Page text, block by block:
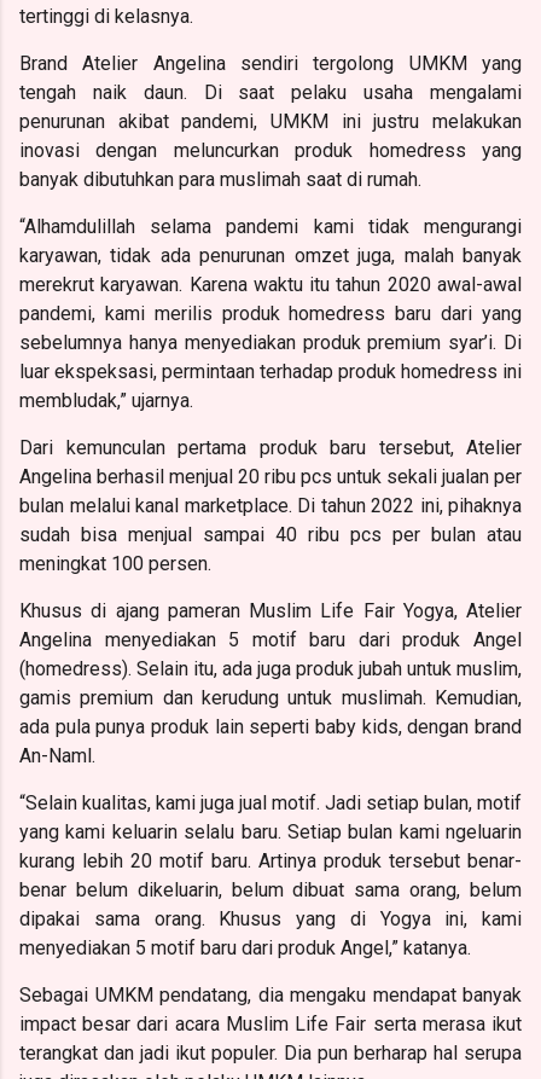
tertinggi di kelasnya.
Brand Atelier Angelina sendiri tergolong UMKM yang
tengah naik daun. Di saat pelaku usaha mengalami
penurunan akibat pandemi, UMKM ini justru melakukan
inovasi dengan meluncurkan produk homedress yang
banyak dibutuhkan para muslimah saat di rumah.
“Alhamdulillah selama pandemi kami tidak mengurangi
karyawan, tidak ada penurunan omzet juga, malah banyak
merekrut karyawan. Karena waktu itu tahun 2020 awal-awal
pandemi, kami merilis produk homedress baru dari yang
sebelumnya hanya menyediakan produk premium syar’i. Di
luar ekspeksasi, permintaan terhadap produk homedress ini
membludak,” ujarnya.
Dari kemunculan pertama produk baru tersebut, Atelier
Angelina berhasil menjual 20 ribu pcs untuk sekali jualan per
bulan melalui kanal marketplace. Di tahun 2022 ini, pihaknya
sudah bisa menjual sampai 40 ribu pcs per bulan atau
meningkat 100 persen.
Khusus di ajang pameran Muslim Life Fair Yogya, Atelier
Angelina menyediakan 5 motif baru dari produk Angel
(homedress). Selain itu, ada juga produk jubah untuk muslim,
gamis premium dan kerudung untuk muslimah. Kemudian,
ada pula punya produk lain seperti baby kids, dengan brand
An-Naml.
“Selain kualitas, kami juga jual motif. Jadi setiap bulan, motif
yang kami keluarin selalu baru. Setiap bulan kami ngeluarin
kurang lebih 20 motif baru. Artinya produk tersebut benar-
benar belum dikeluarin, belum dibuat sama orang, belum
dipakai sama orang. Khusus yang di Yogya ini, kami
menyediakan 5 motif baru dari produk Angel,” katanya.
Sebagai UMKM pendatang, dia mengaku mendapat banyak
impact besar dari acara Muslim Life Fair serta merasa ikut
terangkat dan jadi ikut populer. Dia pun berharap hal serupa